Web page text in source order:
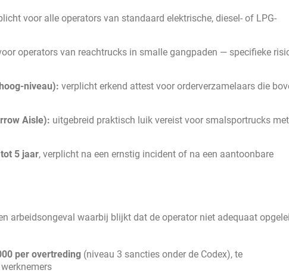
voor alle operators van standaard elektrische, diesel- of LPG-
operators van reachtrucks in smalle gangpaden — specifieke
niveau): verplicht erkend attest voor orderverzamelaars die
Aisle): uitgebreid praktisch luik vereist voor smalsportrucks met
5 jaar, verplicht na een ernstig incident of na een aantoonbare
arbeidsongeval waarbij blijkt dat de operator niet adequaat
per overtreding (niveau 3 sancties onder de Codex), te